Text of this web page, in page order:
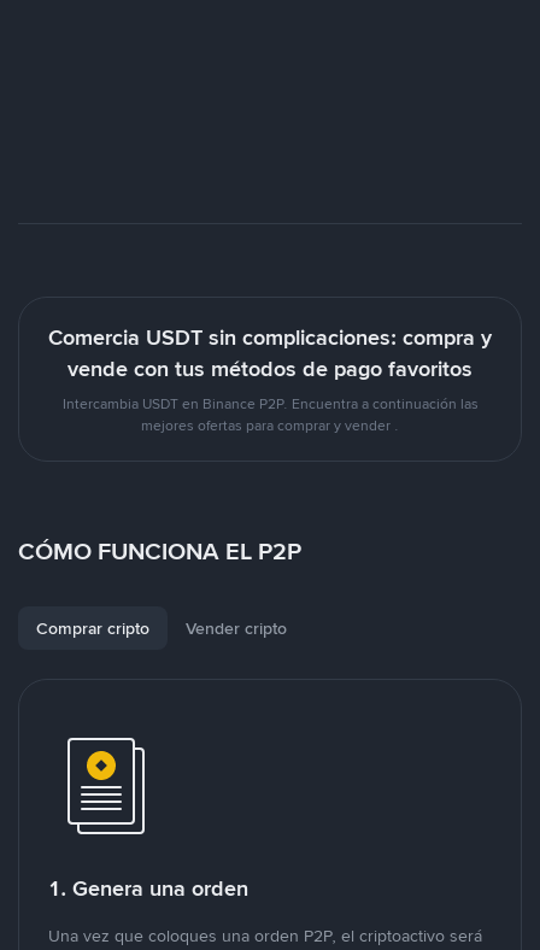
Comercia USDT sin complicaciones: compra y
vende con tus métodos de pago favoritos
Intercambia USDT en Binance P2P. Encuentra a continuación las
mejores ofertas para comprar y vender .
CÓMO FUNCIONA EL P2P
Comprar cripto Vender cripto
1. Genera una orden
Una vez que coloques una orden P2P, el criptoactivo será